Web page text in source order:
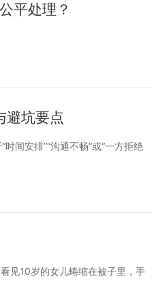
平处理？
避坑要点
间安排”“沟通不畅”或“一方拒绝
见10岁的女儿蜷缩在被子里，手